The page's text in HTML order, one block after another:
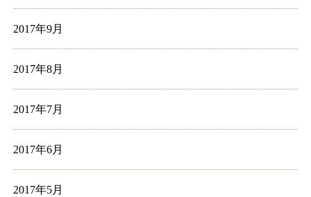
2017年9月
2017年8月
2017年7月
2017年6月
2017年5月